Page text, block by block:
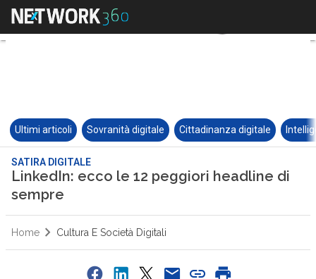
Ultimi articoli Sovranità digitale Cittadinanza digitale
SATIRA DIGITALE
LinkedIn: ecco le 12 peggiori headline di
sempre
Home Cultura E Società Digitali